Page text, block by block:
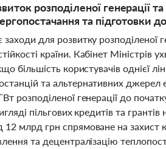
розподіленої генерації
та підготовки
для розвитку розподіленої
країни. Кабінет Міністрів
більшість користувачів однієї
та альтернативних джерел
розподіленої генерації до
пільгових кредитів та
млрд грн спрямоване на захист
та децентралізацію